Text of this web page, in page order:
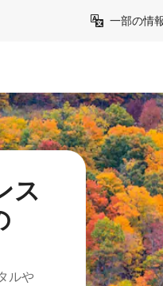
一部の情
ス
ルや